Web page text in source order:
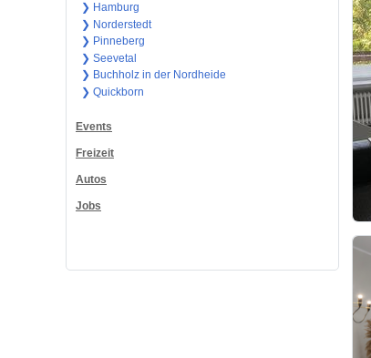
❯ Hamburg
❯ Norderstedt
❯ Pinneberg
❯ Seevetal
❯ Buchholz in der Nordheide
❯ Quickborn
Events
Freizeit
Autos
Jobs